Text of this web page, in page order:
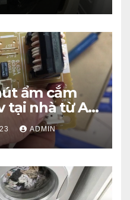
ẩm cắm
tại nhà từ A –
ADMIN